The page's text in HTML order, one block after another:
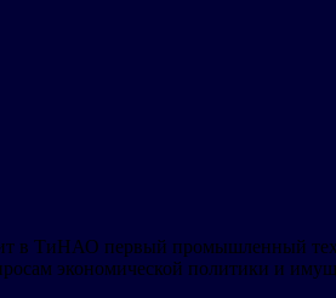
в ТиНАО первый промышленный
экономической политики и